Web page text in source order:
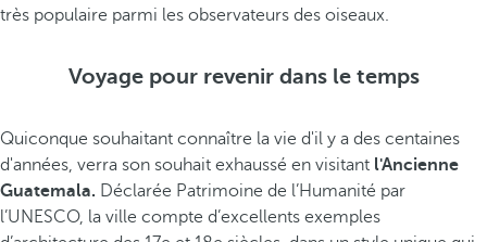
très populaire parmi les observateurs des oiseaux.
Voyage pour revenir dans le temps
Quiconque souhaitant connaître la vie d'il y a des centaines
d'années, verra son souhait exhaussé en visitant l'Ancienne
Guatemala. Déclarée Patrimoine de l’Humanité par
l’UNESCO, la ville compte d’excellents exemples